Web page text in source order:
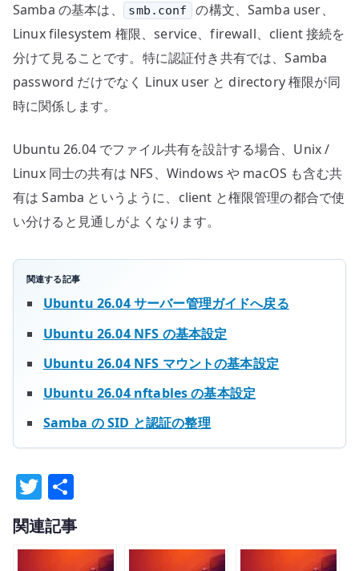
Samba の基本は、 smb.conf
の構文、Samba user、
Linux filesystem 権限、service、firewall、client 接続を
分けて見ることです。特に認証付き共有では、Samba
password だけでなく Linux user と directory 権限が同
時に関係します。
Ubuntu 26.04 でファイル共有を設計する場合、Unix /
Linux 同士の共有は NFS、Windows や macOS も含む共
有は Samba というように、client と権限管理の都合で使
い分けると見通しがよくなります。
関連する記事
Ubuntu 26.04 サーバー管理ガイドへ戻る
Ubuntu 26.04 NFS の基本設定
Ubuntu 26.04 NFS マウントの基本設定
Ubuntu 26.04 nftables の基本設定
Samba の SID と認証の整理
T
w
it
有
関連記事